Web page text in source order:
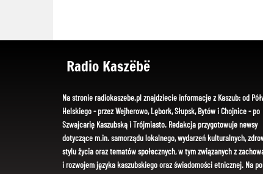
Radio Kaszëbë
Na stronie radiokaszebe.pl znajdziecie informacje z Kaszub: od
Helskiego - przez Wejherowo, Lębork, Słupsk, Bytów i Chojnice - po
Szwajcarię Kaszubską i Trójmiasto. Redakcja przygotowuje newsy
dotyczące m.in. samorządu lokalnego, wydarzeń kulturalnych,
stylu życia oraz tematów społecznych, w tym związanych z
i rozwojem języka kaszubskiego oraz świadomości etnicznej. Na